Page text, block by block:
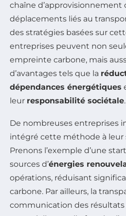
chaîne d’approvisionnement
déplacements liés au
des stratégies basées sur
entreprises peuvent non
empreinte carbone, mais
d’avantages tels que la
dépendances énergétiques
leur responsabilité sociétale.
De nombreuses entreprises
intégré cette méthode à leur
Prenons l’exemple d’une
sources d’énergies
opérations, réduisant
carbone. Par ailleurs, la
communication des